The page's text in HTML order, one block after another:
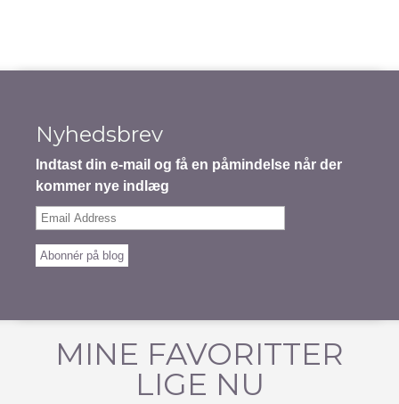
Nyhedsbrev
Indtast din e-mail og få en påmindelse når der
kommer nye indlæg
Email
Abonnér på blog
MINE FAVORITTER
LIGE NU